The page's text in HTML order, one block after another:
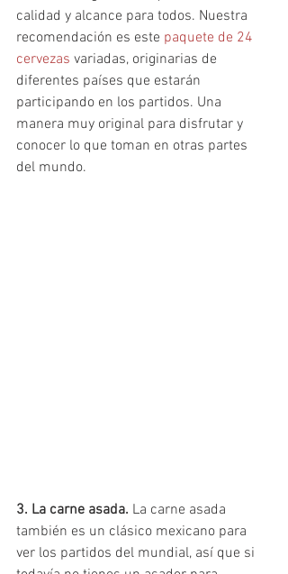
calidad y alcance para todos. Nuestra
recomendación es este paquete de 24
cervezas variadas, originarias de
diferentes países que estarán
participando en los partidos. Una
manera muy original para disfrutar y
conocer lo que toman en otras partes
del mundo.
3. La carne asada. La carne asada
también es un clásico mexicano para
ver los partidos del mundial, así que si